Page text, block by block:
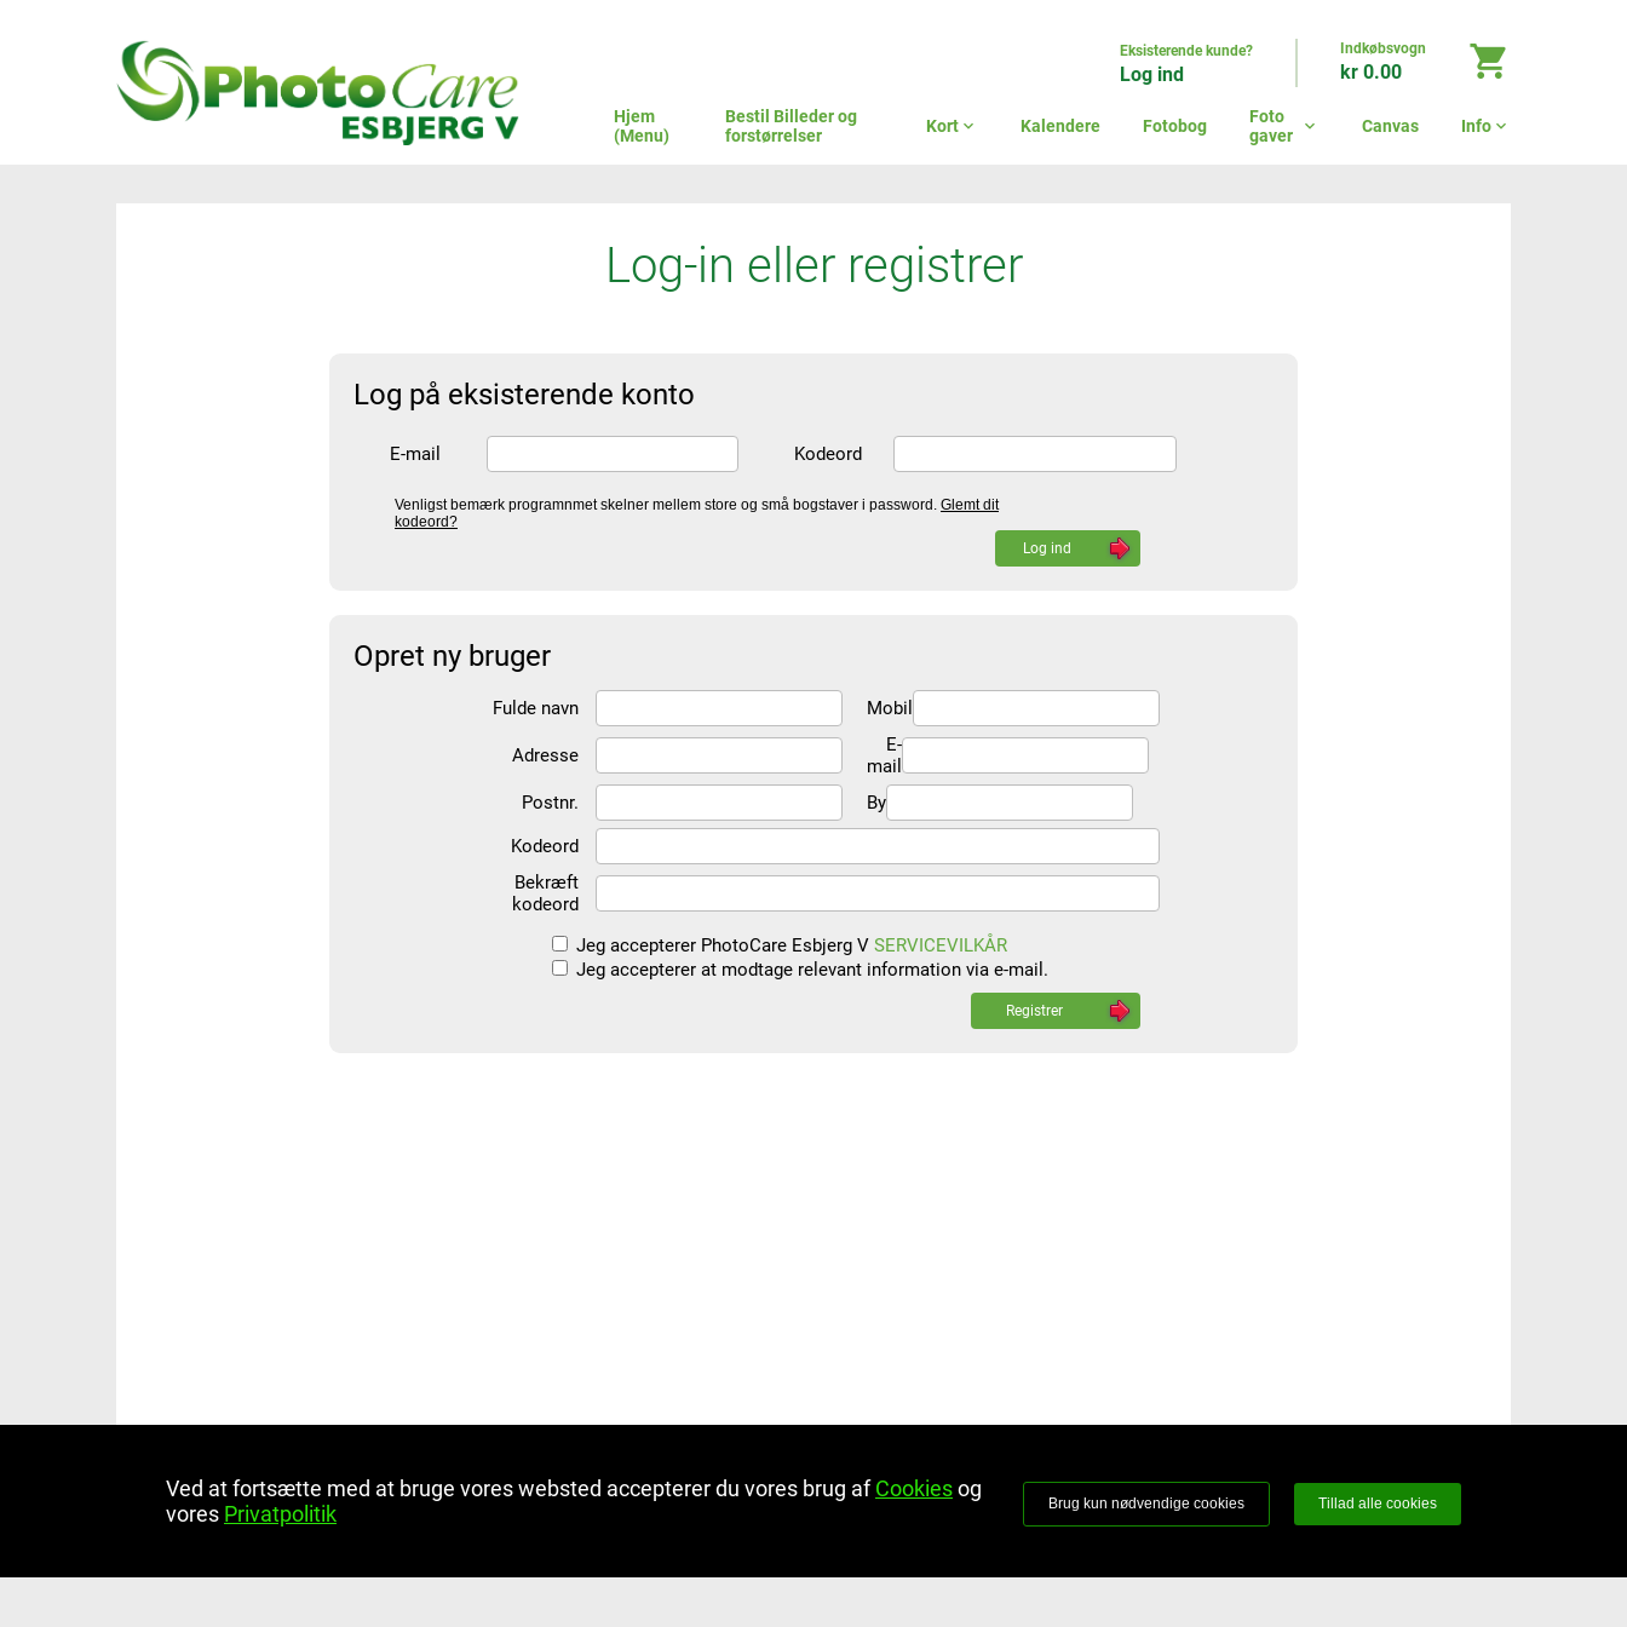
Eksisterende kunde?
Log ind
Indkøbsvogn
kr 0.00 shopping_cart
Hjem
(Menu)
Bestil Billeder og
forstørrelser
Kort expand_more Kalendere Fotobog
Foto
gaver
expand_more Canvas Info expand_more
Log-in eller registrer
Log på eksisterende konto
E-mail Kodeord
Venligst bemærk programnmet skelner mellem store og små bogstaver i password. Glemt dit
kodeord?
Log ind
Opret ny bruger
Fulde navn Mobil
Adresse
E-
mail
Postnr.
By
Kodeord
Bekræft
kodeord
Jeg accepterer PhotoCare Esbjerg V SERVICEVILKÅR
Jeg accepterer at modtage relevant information via e-mail.
Registrer
Ved at fortsætte med at bruge vores websted accepterer du vores brug afCookiesog
vores Privatpolitik Brug kun nødvendige cookies Tillad alle cookies